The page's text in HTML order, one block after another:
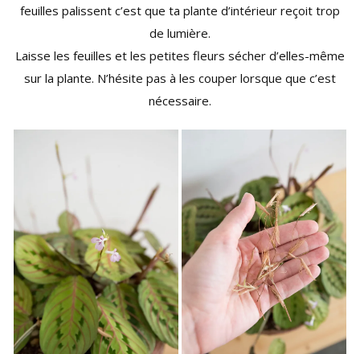
feuilles palissent c’est que ta plante d’intérieur reçoit trop
de lumière.
Laisse les feuilles et les petites fleurs sécher d’elles-même
sur la plante. N’hésite pas à les couper lorsque que c’est
nécessaire.